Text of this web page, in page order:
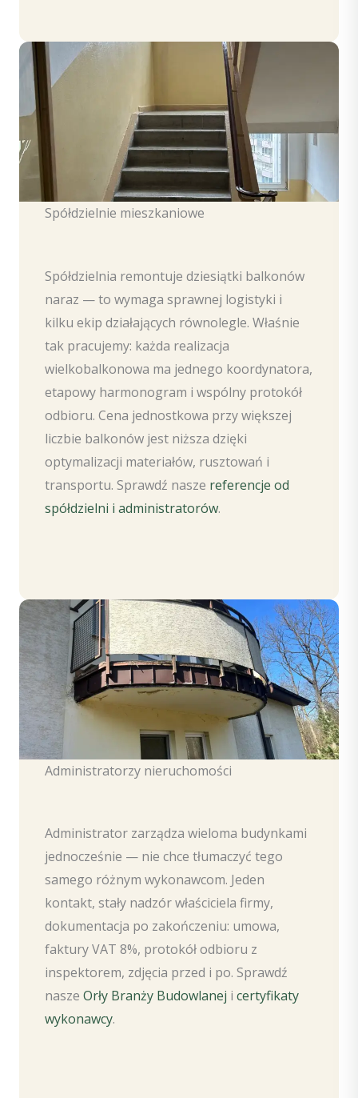
Spółdzielnie mieszkaniowe
Spółdzielnia remontuje dziesiątki balkonów
naraz — to wymaga sprawnej logistyki i
kilku ekip działających równolegle. Właśnie
tak pracujemy: każda realizacja
wielkobalkonowa ma jednego koordynatora,
etapowy harmonogram i wspólny protokół
odbioru. Cena jednostkowa przy większej
liczbie balkonów jest niższa dzięki
optymalizacji materiałów, rusztowań i
transportu. Sprawdź nasze referencje od
spółdzielni i administratorów.
Administratorzy nieruchomości
Administrator zarządza wieloma budynkami
jednocześnie — nie chce tłumaczyć tego
samego różnym wykonawcom. Jeden
kontakt, stały nadzór właściciela firmy,
dokumentacja po zakończeniu: umowa,
faktury VAT 8%, protokół odbioru z
inspektorem, zdjęcia przed i po. Sprawdź
nasze Orły Branży Budowlanej i certyfikaty
wykonawcy.